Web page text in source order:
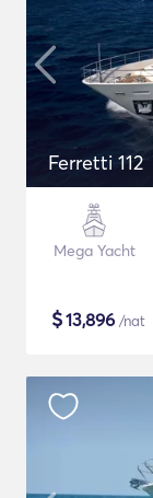
Ferretti 112
Mega Yacht
$13,896 /nat